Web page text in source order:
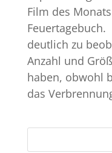
Film des
deutlich zu
Anzahl und
haben, obwohl
das